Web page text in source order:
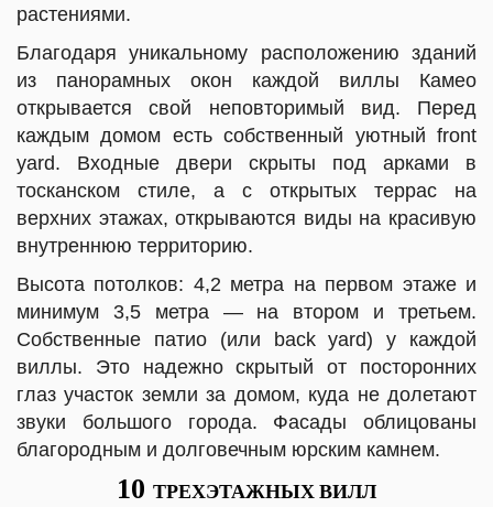
растениями.
Благодаря уникальному расположению зданий
из панорамных окон каждой виллы Камео
открывается свой неповторимый вид. Перед
каждым домом есть собственный уютный front
yard. Входные двери скрыты под арками в
тосканском стиле, а с открытых террас на
верхних этажах, открываются виды на красивую
внутреннюю территорию.
Высота потолков: 4,2 метра на первом этаже и
минимум 3,5 метра — на втором и третьем.
Собственные патио (или back yard) у каждой
виллы. Это надежно скрытый от посторонних
глаз участок земли за домом, куда не долетают
звуки большого города. Фасады облицованы
благородным и долговечным юрским камнем.
10 ТРЕХЭТАЖНЫХ ВИЛЛ